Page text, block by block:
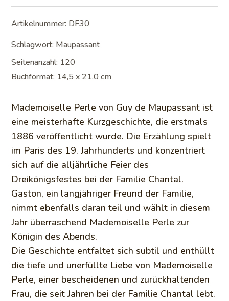
Artikelnummer: DF30
Schlagwort: Maupassant
Seitenanzahl: 120
Buchformat: 14,5 x 21,0 cm
Mademoiselle Perle von Guy de Maupassant ist
eine meisterhafte Kurzgeschichte, die erstmals
1886 veröffentlicht wurde. Die Erzählung spielt
im Paris des 19. Jahrhunderts und konzentriert
sich auf die alljährliche Feier des
Dreikönigsfestes bei der Familie Chantal.
Gaston, ein langjähriger Freund der Familie,
nimmt ebenfalls daran teil und wählt in diesem
Jahr überraschend Mademoiselle Perle zur
Königin des Abends.
Die Geschichte entfaltet sich subtil und enthüllt
die tiefe und unerfüllte Liebe von Mademoiselle
Perle, einer bescheidenen und zurückhaltenden
Frau, die seit Jahren bei der Familie Chantal lebt.